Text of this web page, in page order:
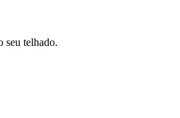
seu telhado.